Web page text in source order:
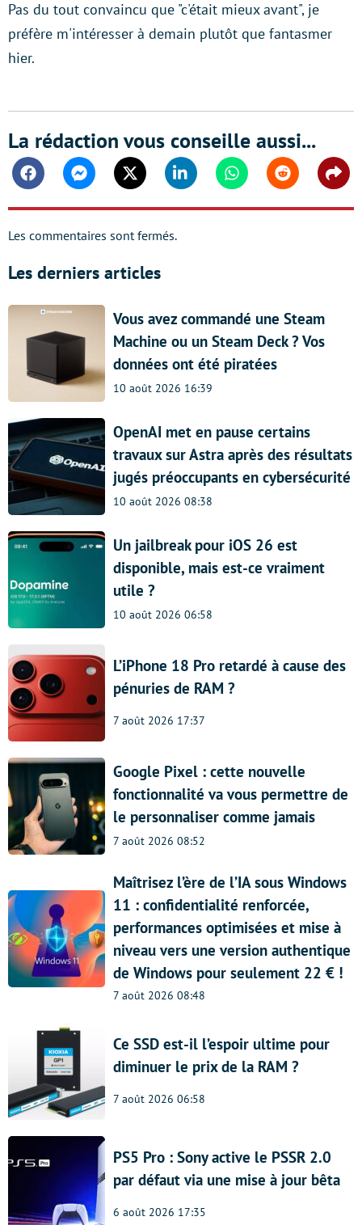
Pas du tout convaincu que "c'était mieux avant", je
préfère m'intéresser à demain plutôt que fantasmer
hier.
La rédaction vous conseille aussi...
FacebookMessengerTwitter Linkedin WhatsappReddit
Les commentaires sont fermés.
Les derniers articles
Vous avez commandé une Steam
Machine ou un Steam Deck ? Vos
données ont été piratées
10 août 2026 16:39
OpenAI met en pause certains
travaux sur Astra après des résultats
jugés préoccupants en cybersécurité
10 août 2026 08:38
Un jailbreak pour iOS 26 est
disponible, mais est-ce vraiment
utile ?
10 août 2026 06:58
L’iPhone 18 Pro retardé à cause des
pénuries de RAM ?
7 août 2026 17:37
Google Pixel : cette nouvelle
fonctionnalité va vous permettre de
le personnaliser comme jamais
7 août 2026 08:52
Maîtrisez l’ère de l’IA sous Windows
11 : confidentialité renforcée,
performances optimisées et mise à
niveau vers une version authentique
de Windows pour seulement 22 € !
7 août 2026 08:48
Ce SSD est-il l’espoir ultime pour
diminuer le prix de la RAM ?
7 août 2026 06:58
PS5 Pro : Sony active le PSSR 2.0
par défaut via une mise à jour bêta
6 août 2026 17:35